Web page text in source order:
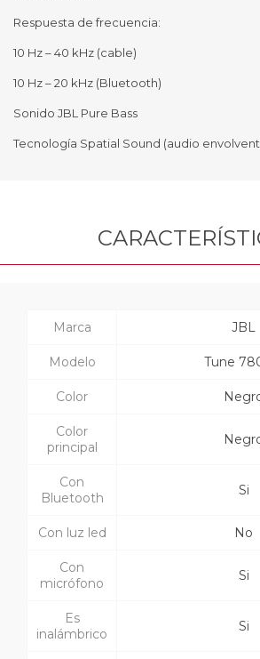
Respuesta de frecuencia:
10 Hz – 40 kHz (cable)
10 Hz – 20 kHz (Bluetooth)
Sonido JBL Pure Bass
Tecnología Spatial Sound (audio
Marca JBL
Modelo Tune
Color
Color
principal
Con
Bluetooth
Si
Con luz led No
Con
micrófono
Si
Es
inalámbrico
Si